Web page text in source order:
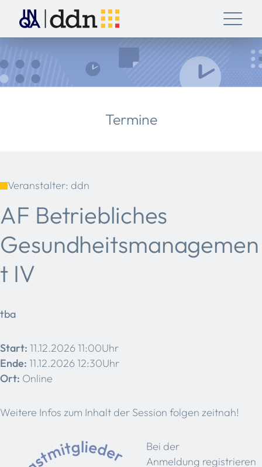
Termine
Veranstalter: ddn
AF Betriebliches
Gesundheitsmanagemen
t IV
tba
Start: 11.12.2026 11:00Uhr
Ende: 11.12.2026 12:30Uhr
Ort: Online
Weitere Infos zum Inhalt der Session folgen zeitnah!
Bei der
Anmeldung registrieren